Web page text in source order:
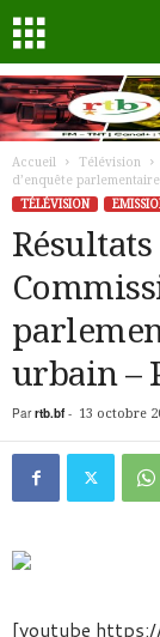
Accueil Télévision
d’enquête
TÉLÉVISION
urbain –
Par rtb.bf- 13 octobre
[youtube